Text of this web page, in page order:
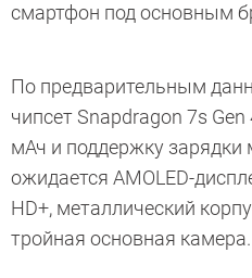
смартфон под основным
По предварительным
чипсет Snapdragon 7s
мАч и поддержку
ожидается AMOLED-
HD+, металлический
тройная основная камера.